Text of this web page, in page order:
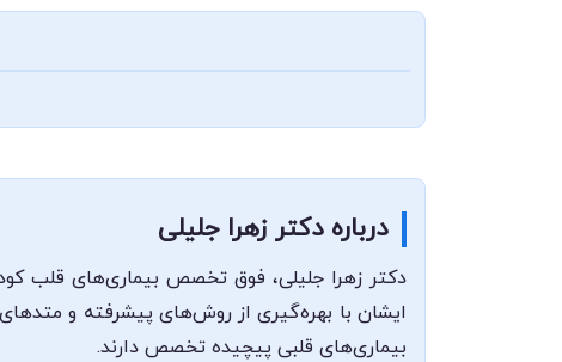
درباره دکتر زهرا جلیلی
دکتر زهرا جلیلی، فوق تخصص بیماری‌های قلب
ایشان با بهره‌گیری از روش‌های پیشرفته و
بیماری‌های قلبی پیچیده تخصص دارند.